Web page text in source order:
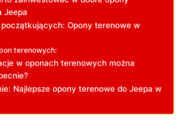
Jeepa
Opony terenowe⁣ w
terenowych:
⁣w oponach terenowych można‌
Najlepsze opony terenowe ⁤do Jeepa w